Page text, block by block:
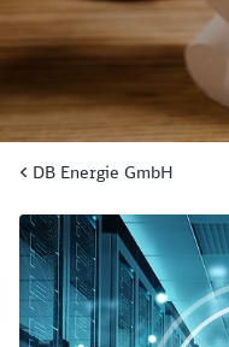
DB Energie GmbH